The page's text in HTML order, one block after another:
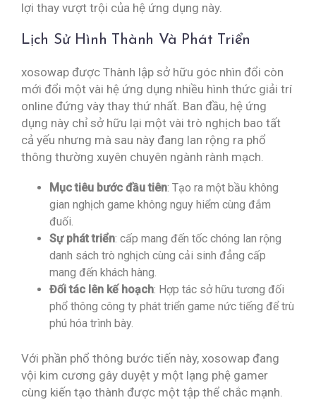
lợi thay vượt trội của hệ ứng dụng này.
Lịch Sử Hình Thành Và Phát Triển
xosowap được Thành lập sở hữu góc nhìn đổi còn
mới đổi một vài hệ ứng dụng nhiều hình thức giải trí
online đứng vày thay thứ nhất. Ban đầu, hệ ứng
dụng này chỉ sở hữu lại một vài trò nghịch bao tất
cả yếu nhưng mà sau này đang lan rộng ra phổ
thông thường xuyên chuyên ngành rành mạch.
Mục tiêu bước đầu tiên: Tạo ra một bầu không
gian nghịch game không nguy hiểm cùng đắm
đuối.
Sự phát triển: cấp mang đến tốc chóng lan rộng
danh sách trò nghịch cùng cải sinh đẳng cấp
mang đến khách hàng.
Đối tác lên kế hoạch: Hợp tác sở hữu tương đối
phổ thông công ty phát triển game nức tiếng để trù
phú hóa trình bày.
Với phần phổ thông bước tiến này, xosowap đang
vội kim cương gây duyệt y một lạng phệ gamer
cùng kiến tạo thành được một tập thể chắc mạnh.